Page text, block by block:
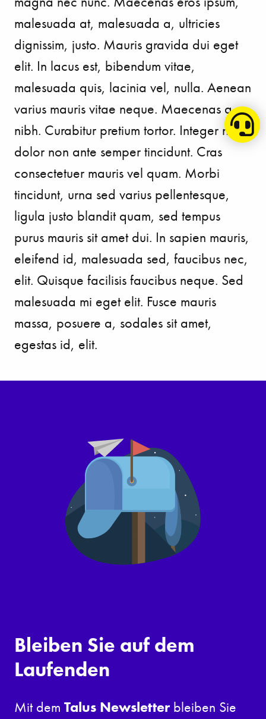
malesuada at, malesuada a, ultricies
dignissim, justo. Mauris gravida dui eget
elit. In lacus est, bibendum vitae,
malesuada quis, lacinia vel, nulla. Aenean
varius mauris vitae neque. Maecenas a
nibh. Curabitur pretium tortor. Integer nec
dolor non ante semper tincidunt. Cras
consectetuer mauris vel quam. Morbi
tincidunt, urna sed varius pellentesque,
ligula justo blandit quam, sed tempus
purus mauris sit amet dui. In sapien mauris,
eleifend id, malesuada sed, faucibus nec,
elit. Quisque facilisis faucibus neque. Sed
malesuada mi eget elit. Fusce mauris
massa, posuere a, sodales sit amet,
egestas id, elit.
Bleiben Sie auf dem
Laufenden
Mit dem Talus Newsletter bleiben Sie